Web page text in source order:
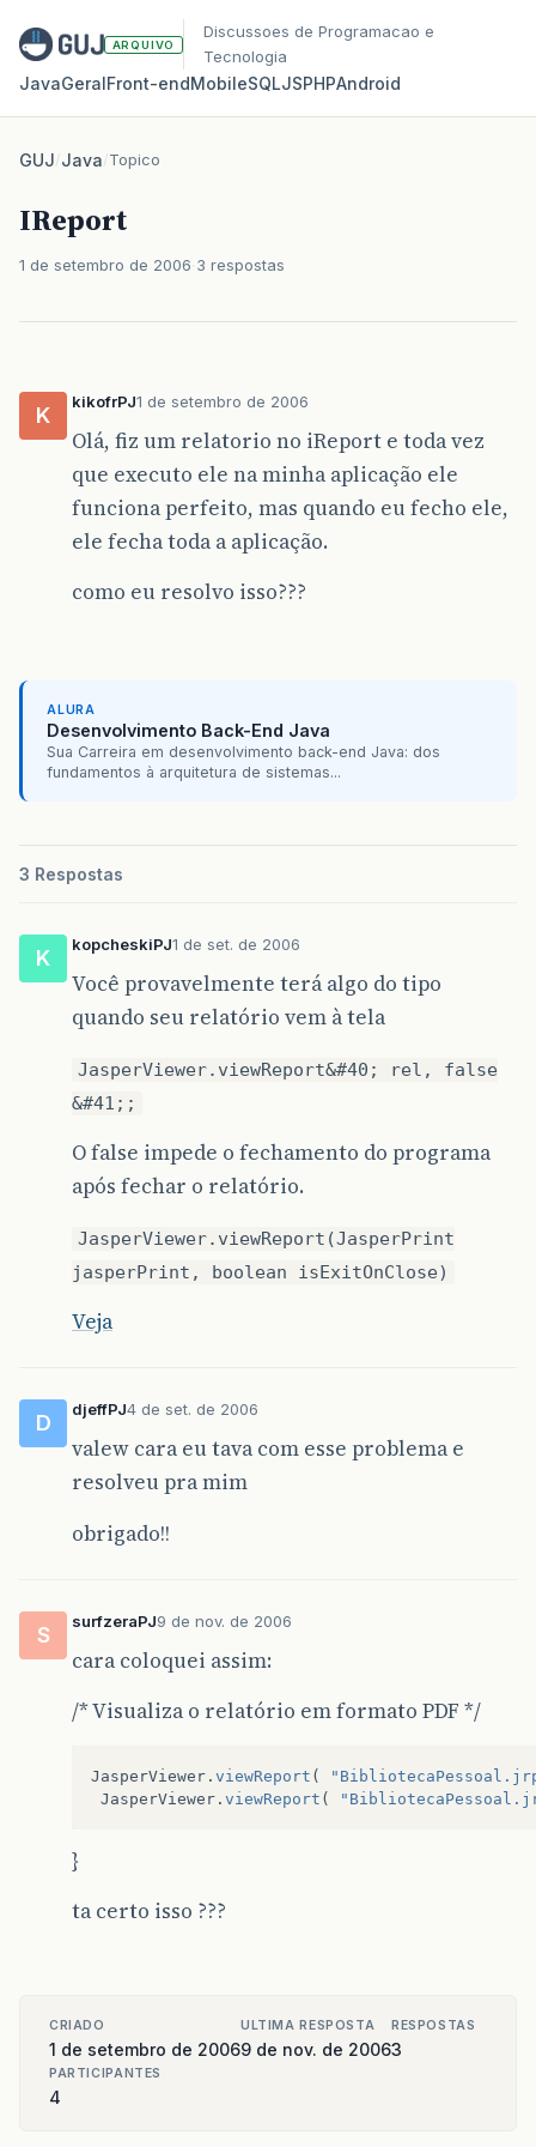
ARQUIVO
Discussoes de Programacao e
Tecnologia
JavaGeralFront‑endMobileSQLJSPHPAndroid
GUJ/Java/Topico
IReport
1 de setembro de 2006 3 respostas
K
kikofrPJ1 de setembro de 2006
Olá, fiz um relatorio no iReport e toda vez
que executo ele na minha aplicação ele
funciona perfeito, mas quando eu fecho ele,
ele fecha toda a aplicação.
como eu resolvo isso???
ALURA
Desenvolvimento Back-End Java
Sua Carreira em desenvolvimento back-end Java: dos
fundamentos à arquitetura de sistemas...
3 Respostas
K
kopcheskiPJ1 de set. de 2006
Você provavelmente terá algo do tipo
quando seu relatório vem à tela
JasperViewer.viewReport&#40; rel, false
&#41;;
O false impede o fechamento do programa
após fechar o relatório.
JasperViewer.viewReport(JasperPrint
jasperPrint, boolean isExitOnClose)
Veja
D
djeffPJ4 de set. de 2006
valew cara eu tava com esse problema e
resolveu pra mim
obrigado!!
S
surfzeraPJ9 de nov. de 2006
cara coloquei assim:
/* Visualiza o relatório em formato PDF */
JasperViewer . viewReport (
JasperViewer . viewReport (
}
ta certo isso ???
CRIADO
1 de setembro de 2006
ULTIMA RESPOSTA
9 de nov. de 2006
RESPOSTAS
3
PARTICIPANTES
4